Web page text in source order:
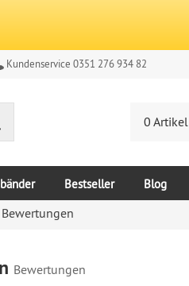
Kundenservice 0351 276 934 82
0 Artikel
Bestseller Blog
Bewertungen
Bewertungen